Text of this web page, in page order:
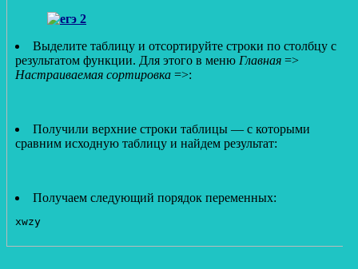
Выделите таблицу и отсортируйте строки по столбцу с
результатом функции. Для этого в меню Главная =>
Настраиваемая сортировка =>:
Получили верхние строки таблицы — с которыми
сравним исходную таблицу и найдем результат:
Получаем следующий порядок переменных:
xwzy